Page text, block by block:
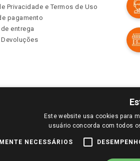
Privacidade e Termos de Uso
pagamento
entrega
DA SUA REGIÃO, FAÇA LOGIN E SELECIONE A
COMERCIAIS DESTE SITE SÃO VÁLIDOS
Este website usa cookies para
usuário concorda com todos
NECESSÁRIOS